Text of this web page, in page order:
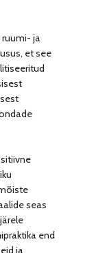
ja
et see
seas
end
ja